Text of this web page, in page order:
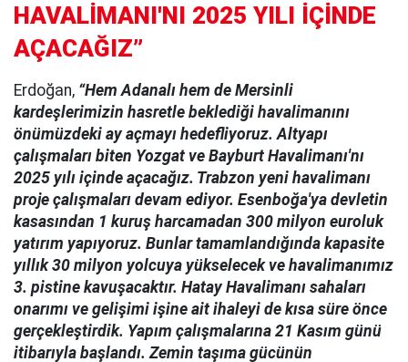
HAVALİMANI'NI 2025 YILI İÇİNDE
AÇACAĞIZ”
Erdoğan, “Hem Adanalı hem de Mersinli
kardeşlerimizin hasretle beklediği havalimanını
önümüzdeki ay açmayı hedefliyoruz. Altyapı
çalışmaları biten Yozgat ve Bayburt Havalimanı'nı
2025 yılı içinde açacağız. Trabzon yeni havalimanı
proje çalışmaları devam ediyor. Esenboğa'ya devletin
kasasından 1 kuruş harcamadan 300 milyon euroluk
yatırım yapıyoruz. Bunlar tamamlandığında kapasite
yıllık 30 milyon yolcuya yükselecek ve havalimanımız
3. pistine kavuşacaktır. Hatay Havalimanı sahaları
onarımı ve gelişimi işine ait ihaleyi de kısa süre önce
gerçekleştirdik. Yapım çalışmalarına 21 Kasım günü
itibarıyla başlandı. Zemin taşıma gücünün